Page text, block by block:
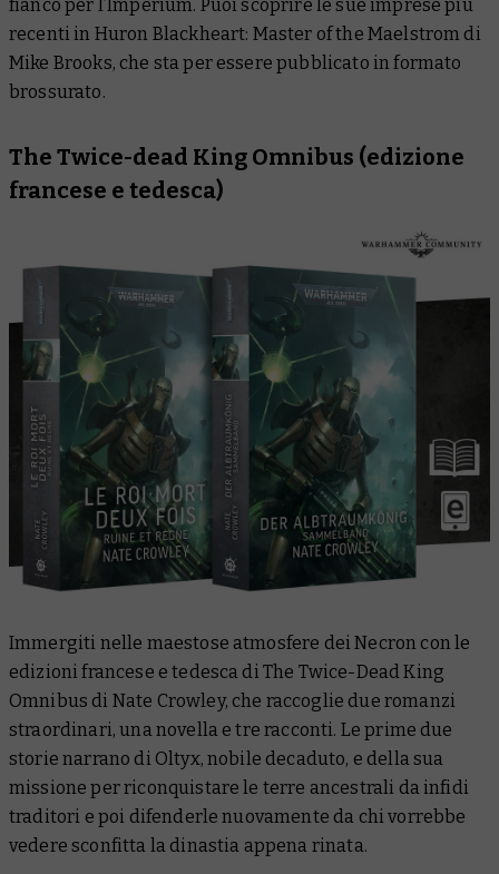
fianco per l’Imperium. Puoi scoprire le sue imprese più
recenti in Huron Blackheart: Master of the Maelstrom di
Mike Brooks, che sta per essere pubblicato in formato
brossurato.
The Twice-dead King Omnibus (edizione
francese e tedesca)
Immergiti nelle maestose atmosfere dei Necron con le
edizioni francese e tedesca di The Twice-Dead King
Omnibus di Nate Crowley, che raccoglie due romanzi
straordinari, una novella e tre racconti. Le prime due
storie narrano di Oltyx, nobile decaduto, e della sua
missione per riconquistare le terre ancestrali da infidi
traditori e poi difenderle nuovamente da chi vorrebbe
vedere sconfitta la dinastia appena rinata.